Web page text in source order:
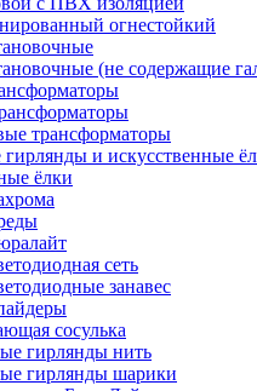
огнестойкий
(не содержащие
трансформаторы
и искусственные
ёлки
сеть
занавес
сосулька
гирлянды нить
гирлянды шарики